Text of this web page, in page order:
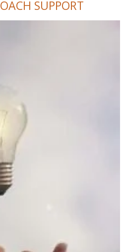
SUPPORT